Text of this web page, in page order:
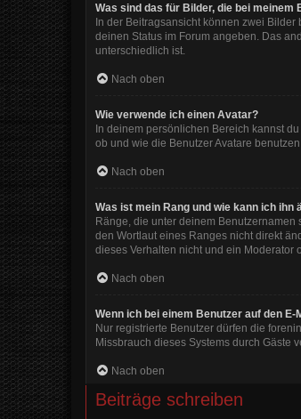
Was sind das für Bilder, die bei meinem
In der Beitragsansicht können zwei
deinen Status im Forum angeben. Das
unterschiedlich ist.
Nach oben
Wie verwende ich einen Avatar?
In deinem persönlichen Bereich kannst
ob und wie die Benutzer Avatare
Nach oben
Was ist mein Rang und wie kann ich ihn
Ränge, die unter deinem
den Wortlaut eines Ranges nicht direkt
dieses Verhalten nicht und ein Moderator
Nach oben
Wenn ich bei einem Benutzer auf den
Nur registrierte Benutzer dürfen die
Missbrauch dieses Systems durch Gäste
Nach oben
Beiträge schreiben